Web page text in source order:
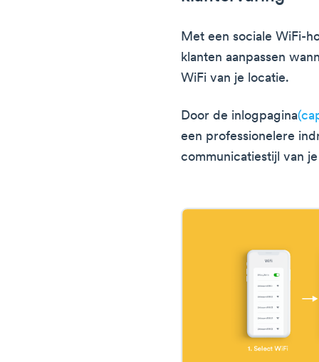
Met een sociale WiFi-
klanten aanpassen
WiFi van je locatie.
Door de inlogpagina
een professionelere
communicatiestijl van